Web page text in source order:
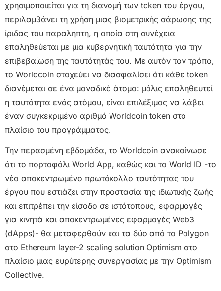
χρησιμοποιείται για τη διανομή των token του έργου,
περιλαμβάνει τη χρήση μιας βιομετρικής σάρωσης της
ίριδας του παραλήπτη, η οποία στη συνέχεια
επαληθεύεται με μια κυβερνητική ταυτότητα για την
επιβεβαίωση της ταυτότητάς του. Με αυτόν τον τρόπο,
το Worldcoin στοχεύει να διασφαλίσει ότι κάθε token
διανέμεται σε ένα μοναδικό άτομο: μόλις επαληθευτεί
η ταυτότητα ενός ατόμου, είναι επιλέξιμος να λάβει
έναν συγκεκριμένο αριθμό Worldcoin token στο
πλαίσιο του προγράμματος.
Την περασμένη εβδομάδα, το Worldcoin ανακοίνωσε
ότι το πορτοφόλι World App, καθώς και το World ID -το
νέο αποκεντρωμένο πρωτόκολλο ταυτότητας του
έργου που εστιάζει στην προστασία της ιδιωτικής ζωής
και επιτρέπει την είσοδο σε ιστότοπους, εφαρμογές
για κινητά και αποκεντρωμένες εφαρμογές Web3
(dApps)- θα μεταφερθούν και τα δύο από το Polygon
στo Ethereum layer-2 scaling solution Optimism στο
πλαίσιο μιας ευρύτερης συνεργασίας με την Optimism
Collective.